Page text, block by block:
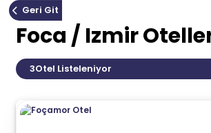
Geri Git
Foca / Izmir
3Otel Listeleniyor